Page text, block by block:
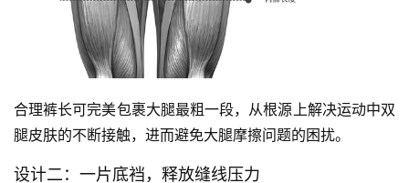
合理裤长可完美包裹大腿最粗一段，从根源上解决运动中双
腿皮肤的不断接触，进而避免大腿摩擦问题的困扰。
设计二：一片底裆，释放缝线压力